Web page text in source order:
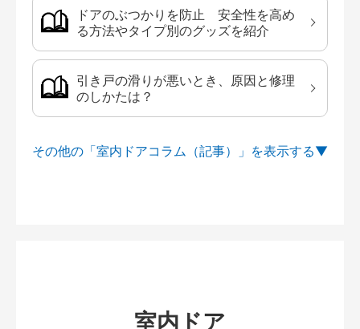
ドアのぶつかりを防止 安全性を高め
る方法やタイプ別のグッズを紹介
引き戸の滑りが悪いとき、原因と修理
のしかたは？
その他の「室内ドアコラム（記事）」を
室内ドア